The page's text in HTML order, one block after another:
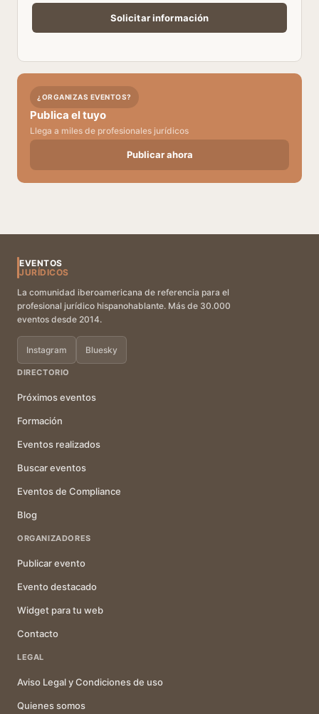
¿ORGANIZAS EVENTOS?
Publica el tuyo
Llega a miles de profesionales jurídicos
Publicar ahora
EVENTOS
JURÍDICOS
La comunidad iberoamericana de referencia para el
profesional jurídico hispanohablante. Más de 30.000
eventos desde 2014.
Instagram Bluesky
DIRECTORIO
Próximos eventos
Formación
Eventos realizados
Buscar eventos
Eventos de Compliance
Blog
ORGANIZADORES
Publicar evento
Evento destacado
Widget para tu web
Contacto
LEGAL
Aviso Legal y Condiciones de uso
Quienes somos